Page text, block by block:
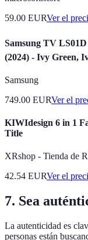
59.00 EURVer el
Samsung TV
(2024) - Ivy Green,
Samsung
749.00 EURVer el
KIWIdesign 6 in 1
Title
XRshop - Tienda de
42.54 EURVer el
7. Sea
La autenticidad es
personas están